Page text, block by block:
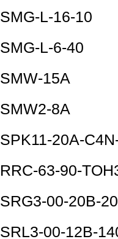
SMG-L-16-10
SMG-L-6-40
SMW-15A
SMW2-8A
SPK11-20A-
RRC-63-90-
SRG3-00-20B-
SRL3-00-12B-